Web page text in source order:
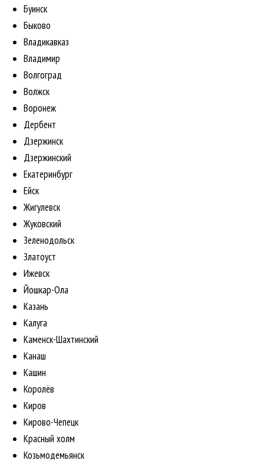
Буинск
Быково
Владикавказ
Владимир
Волгоград
Волжск
Воронеж
Дербент
Дзержинск
Дзержинский
Екатеринбург
Ейск
Жигулевск
Жуковский
Зеленодольск
Златоуст
Ижевск
Йошкар-Ола
Казань
Калуга
Каменск-Шахтинский
Канаш
Кашин
Королёв
Киров
Кирово-Чепецк
Красный холм
Козьмодемьянск